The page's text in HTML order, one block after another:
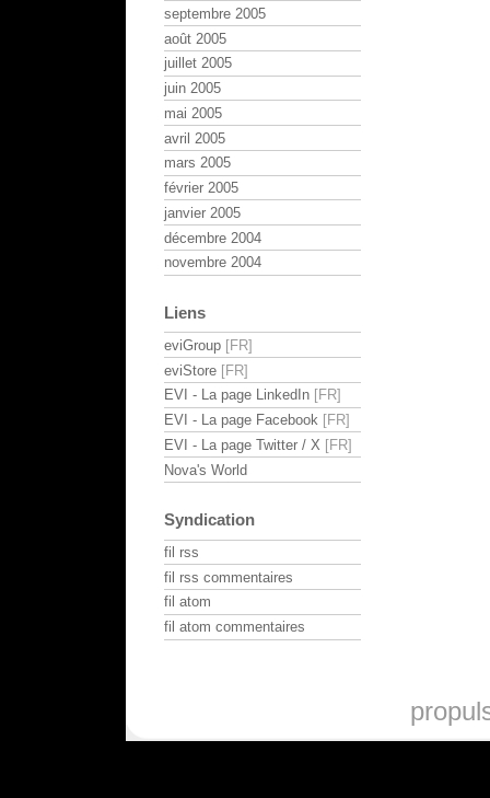
septembre 2005
août 2005
juillet 2005
juin 2005
mai 2005
avril 2005
mars 2005
février 2005
janvier 2005
décembre 2004
novembre 2004
Liens
eviGroup
eviStore
EVI - La page LinkedIn
EVI - La page Facebook
EVI - La page Twitter / X
Nova's World
Syndication
fil rss
fil rss commentaires
fil atom
fil atom commentaires